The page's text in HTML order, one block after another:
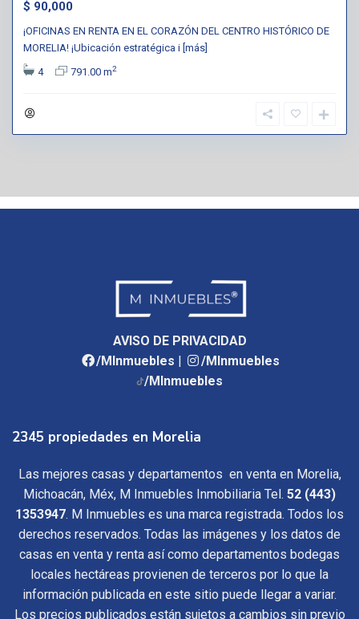
$ 90,000
¡OFICINAS EN RENTA EN EL CORAZÓN DEL CENTRO HISTÓRICO DE
MORELIA! ¡Ubicación estratégica i [más]
4
791.00 m2
AVISO DE PRIVACIDAD
/MInmuebles |
/MInmuebles
/MInmuebles
2345 propiedades en Morelia
Las mejores casas y departamentos en venta en Morelia,
Michoacán, Méx, M Inmuebles Inmobiliaria Tel. 52 (443)
1353947. M Inmuebles es una marca registrada. Todos los
derechos reservados. Todas las imágenes y los datos de
casas en venta y renta así como departamentos bodegas
locales hectáreas provienen de terceros por lo que la
información publicada en este sitio puede llegar a variar.
Los precios publicados están sujetos a cambios sin previo